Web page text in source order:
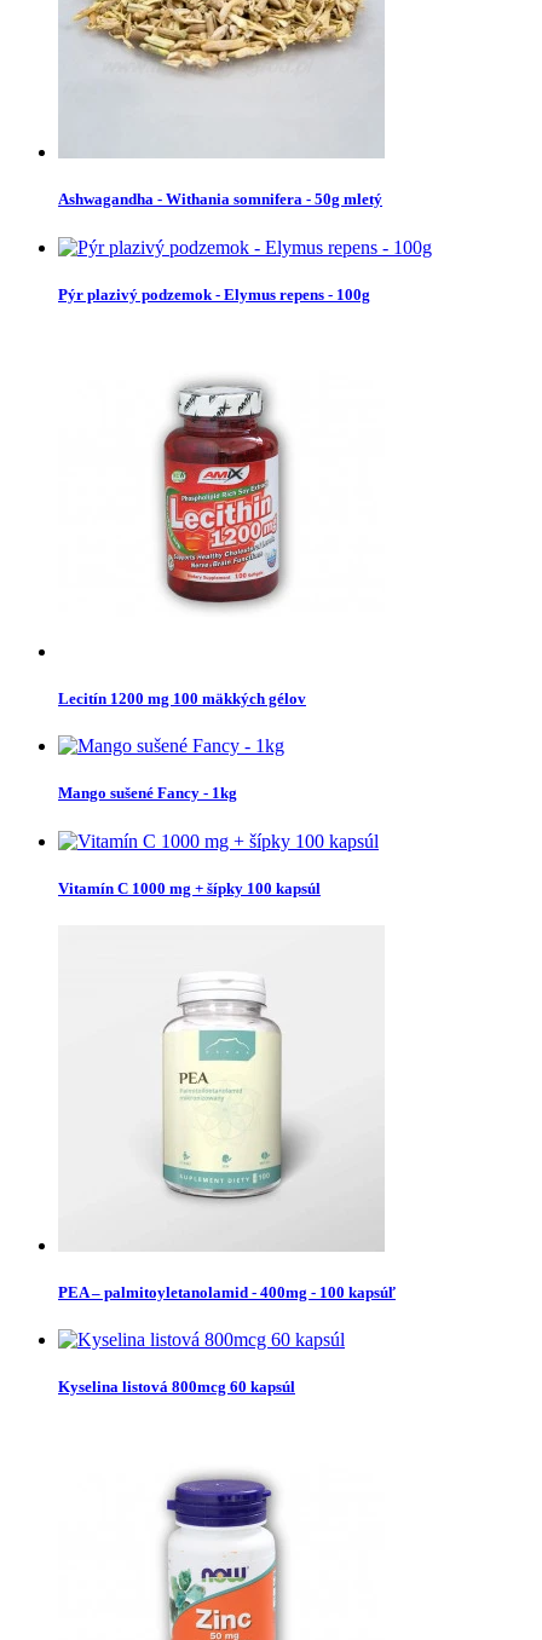
Ashwagandha - Withania somnifera - 50g mletý
Pýr plazivý podzemok - Elymus repens - 100g
Lecitín 1200 mg 100 mäkkých gélov
Mango sušené Fancy - 1kg
Vitamín C 1000 mg + šípky 100 kapsúl
PEA – palmitoyletanolamid - 400mg - 100 kapsúľ
Kyselina listová 800mcg 60 kapsúl